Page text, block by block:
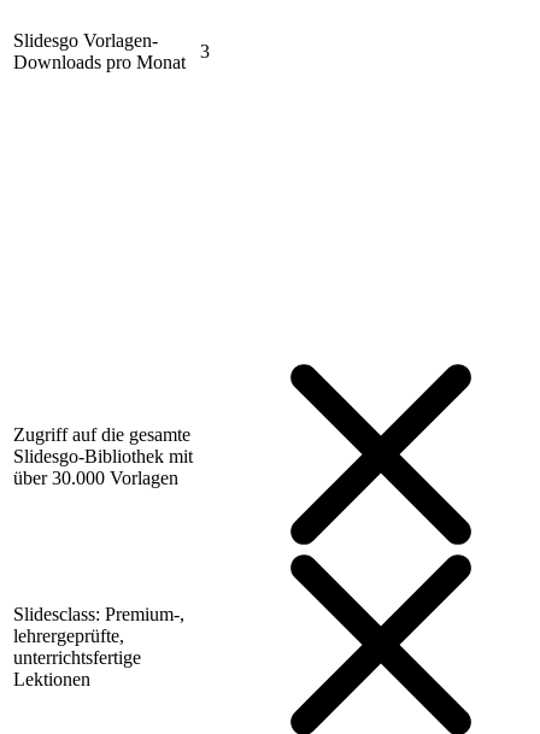
Slidesgo Vorlagen-
Downloads pro Monat
3
Zugriff auf die gesamte
Slidesgo-Bibliothek mit
über 30.000 Vorlagen
Slidesclass: Premium-,
lehrergeprüfte,
unterrichtsfertige
Lektionen